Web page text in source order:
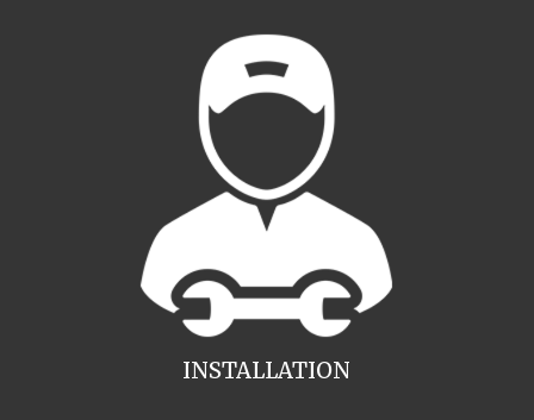
INSTALLATION